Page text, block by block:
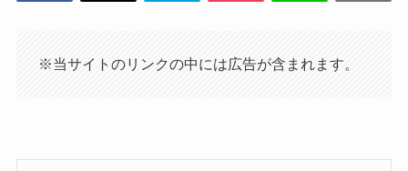
※当サイトのリンクの中には広告が含まれます。